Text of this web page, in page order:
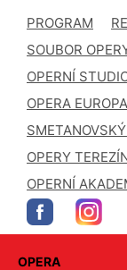
PROGRAM
SOUBOR
OPERNÍ
OPERA EUROPA
OPERY
OPERNÍ
OPERA